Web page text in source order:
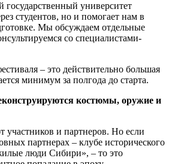
университет
студентов, но и помогает нам в
Мы обсуждаем отдельные
со специалистами-
‒ это действительно большая
минимум за полгода до старта.
костюмы, оружие и
участников и партнеров. Но если
партнерах ‒ клубе исторического
люди Сибири», ‒ то это